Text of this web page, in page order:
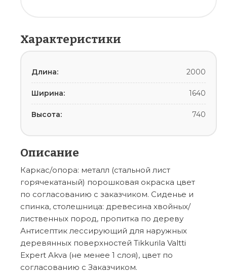
Характеристики
Длина: 2000
Ширина: 1640
Высота: 740
Описание
Каркас/опора: металл (стальной лист
горячекатаный) порошковая окраска цвет
по согласованию с заказчиком. Сиденье и
спинка, столешница: древесина хвойных/
лиственных пород, пропитка по дереву
Антисептик лессирующий для наружных
деревянных поверхностей Tikkurila Valtti
Expert Akva (не менее 1 слоя), цвет по
согласованию с Заказчиком.